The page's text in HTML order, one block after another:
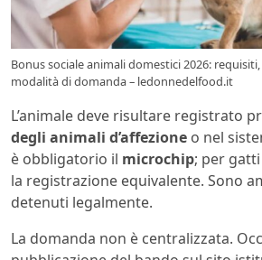
Bonus sociale animali domestici 2026:
modalità di domanda – ledonnedelfood.it
L’animale deve risultare registrato
degli animali d’affezione o nel
è obbligatorio il microchip; per
la registrazione equivalente. Sono
detenuti legalmente.
La domanda non è centralizzata.